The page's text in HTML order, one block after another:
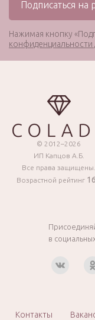
Нажимая кнопку
конфиденциальности
© 2012–2026
ИП Капцов А.Б.
Все права защищены.
Возрастной рейтинг
в
Контакты